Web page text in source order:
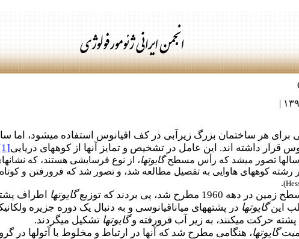
برای هر ساختمان بزرگ زیرآبی در کف اقیانوس استفاده می­شود،
قرار داشته اند. این عامل در تشخیص و تمایز آنها از کوه­های دریایی
سالها تصور می­شد که رأس مسطحگایوت­ها، از نوع فرسایشی هستند، که
رشته کوه­های هاوایی به تفصیل مطالعه شد، و تصور شد که فرورفتن و
)
.
مطرح شد، پی بردند که توزیع گایوت­هااطراف
اینگایوت­ها در پشته­های میان­اقیانوسی و به دنبال یک دوره جزیره
حرکت می­کنند، به زیر آب فرورفته وگایوت­ها تشکیل می­گردند.
گایوت­ها، هنگامی مطرح شد که آنها در ارتباط و مخلوط با آتول­ها در